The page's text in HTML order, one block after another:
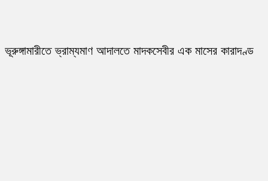
ভূরুঙ্গামারীতে ভ্রাম্যমাণ আদালতে মাদকসেবীর এক মাসের কারাদণ্ড